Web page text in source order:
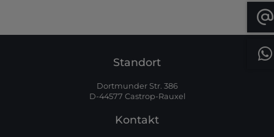
Standort
Dortmunder Str. 386
D-44577 Castrop-Rauxel
Kontakt